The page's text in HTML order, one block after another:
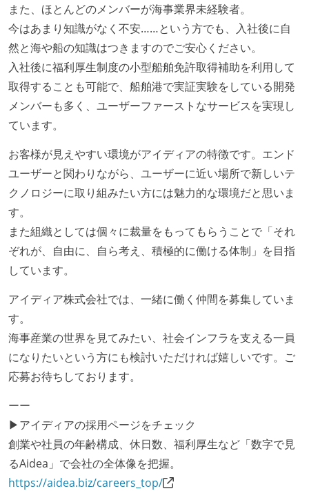
観をメンバー全員が共有しており、日常的に実施して
いる
何らかのコーディング規約をチーム全体で遵守するよ
うにしている
コード品質評価ツールを導入して、メンバーが常に確
認できるようにしている
テストの実施度
ほとんどの機能に受け入れテストを記述、実施してい
る
想定される複数環境での品質チェックを義務づけてい
アジャイル実践状況
1ヶ月以下の短い期間でのイテレーション開発を実践
している
に準じるチーム内の打ち合わせを行っている
イテレーションの最後などに、定期的にチームでふり
かえりミーティングを行っている
形で行っている
継続的なデプロイ（デリバリー）を行っている
ワークフローの整備
また、ほとんどのメンバーが海事業界未経験者。
今はあまり知識がなく不安……という方でも、入社後に自
然と海や船の知識はつきますのでご安心ください。
入社後に福利厚生制度の小型船舶免許取得補助を利用して
取得することも可能で、船舶港で実証実験をしている開発
メンバーも多く、ユーザーファーストなサービスを実現し
ています。
お客様が見えやすい環境がアイディアの特徴です。エンド
ユーザーと関わりながら、ユーザーに近い場所で新しいテ
クノロジーに取り組みたい方には魅力的な環境だと思いま
す。
また組織としては個々に裁量をもってもらうことで「それ
ぞれが、自由に、自ら考え、積極的に働ける体制」を目指
しています。
アイディア株式会社では、一緒に働く仲間を募集していま
す。
海事産業の世界を見てみたい、社会インフラを支える一員
になりたいという方にも検討いただければ嬉しいです。ご
応募お待ちしております。
ーー
▶アイディアの採用ページをチェック
創業や社員の年齢構成、休日数、福利厚生など「数字で見
るAidea」で会社の全体像を把握。
https://aidea.biz/careers_top/